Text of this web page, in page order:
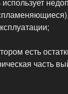
есть
часть